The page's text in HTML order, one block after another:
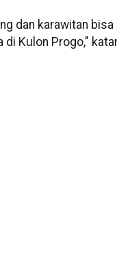
dan karawitan
Kulon Progo,"